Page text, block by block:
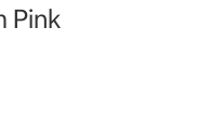
Pink